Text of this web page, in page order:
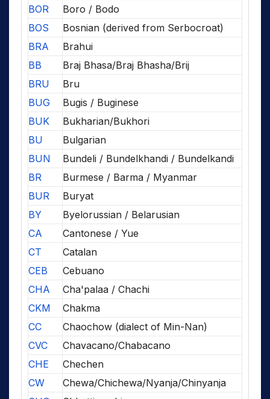
BOR
Boro / Bodo
BOS
Bosnian (derived from Serbocroat)
BRA
Brahui
BB
Braj Bhasa/Braj Bhasha/Brij
BRU
Bru
BUG
Bugis / Buginese
BUK
Bukharian/Bukhori
BU
Bulgarian
BUN
Bundeli / Bundelkhandi / Bundelkandi
BR
Burmese / Barma / Myanmar
BUR
Buryat
BY
Byelorussian / Belarusian
CA
Cantonese / Yue
CT
Catalan
CEB
Cebuano
CHA
Cha'palaa / Chachi
CKM
Chakma
CC
Chaochow (dialect of Min-Nan)
CVC
Chavacano/Chabacano
CHE
Chechen
CW
Chewa/Chichewa/Nyanja/Chinyanja